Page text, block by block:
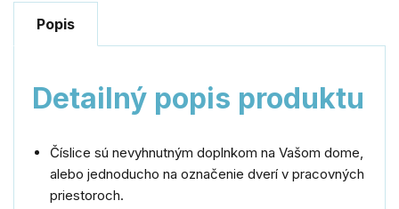
Popis
Detailný popis produktu
Číslice sú nevyhnutným doplnkom na Vašom dome,
alebo jednoducho na označenie dverí v pracovných
priestoroch.